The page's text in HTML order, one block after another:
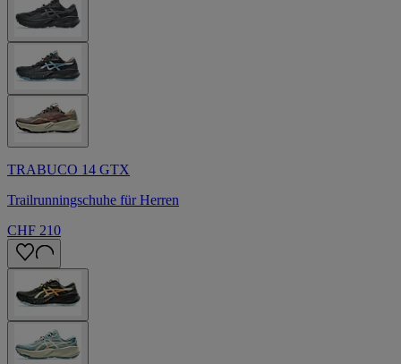
TRABUCO 14 GTX
Trailrunningschuhe für Herren
CHF 210